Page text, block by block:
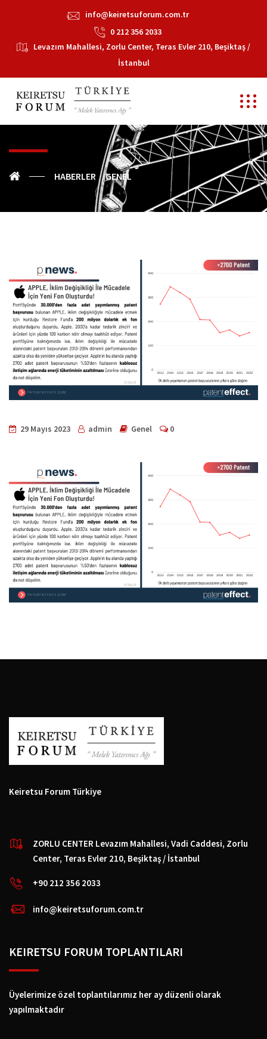
info@keiretsuforum.com.tr
0 212 356 2033
Levazım Mahallesi, Zorlu Center, Teras Evler 210, Beşiktaş /
İstanbul
HABERLER GENEL
29 Mayıs 2023 admin Genel 0
Keiretsu Forum Türkiye
ZORLU CENTER Levazım Mahallesi, Vadi Caddesi, Zorlu
Center, Teras Evler 210, Beşiktaş / İstanbul
+90 212 356 2033
info@keiretsuforum.com.tr
KEIRETSU FORUM TOPLANTILARI
Üyelerimize özel toplantılarımız her ay düzenli olarak
yapılmaktadır